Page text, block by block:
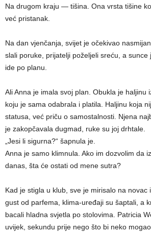
Na drugom kraju — tišina. Ona vrsta tišine
već pristanak.
Na dan vjenčanja, svijet je očekivao
slali poruke, prijatelji poželjeli sreću, a sunce
ide po planu.
Ali Anna je imala svoj plan. Obukla je haljinu
koju je sama odabrala i platila. Haljinu koja
statusa, već priču o samostalnosti. Njena
je zakopčavala dugmad, ruke su joj drhtale.
„Jesi li sigurna?“ šapnula je.
Anna je samo klimnula. Ako im dozvolim da
danas, šta će ostati od mene sutra?
Kad je stigla u klub, sve je mirisalo na novac
gust od parfema, klima-uređaji su šaptali, a
bacali hladna svjetla po stolovima. Patricia
uvijek, sekundu prije nego što bi neko